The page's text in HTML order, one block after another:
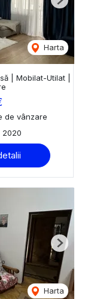
Harta
Next
| Mobilat-Utilat |
de vânzare
2020
Harta
Next